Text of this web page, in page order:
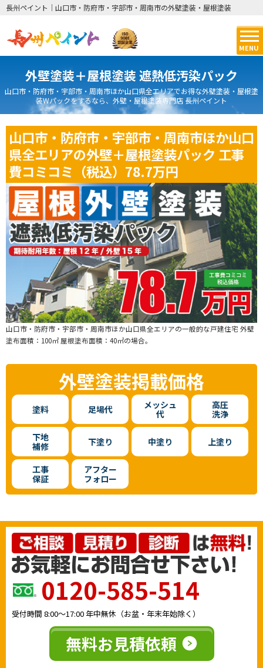
長州ペイント｜山口市・防府市・宇部市・周南市の外壁塗装・屋根塗装
MENU
外壁塗装＋屋根塗装 遮熱低汚染パック
山口市・防府市・宇部市・周南市ほか山口県全エリアでお得な外壁塗装・屋根塗
装Wパックをするなら、外壁・屋根塗装専門店 長州ペイント
山口市・防府市・宇部市・周南市ほか山口
県全エリアの外壁＋屋根塗装パック 工事
費コミコミ（税込）78.7万円
山口市・防府市・宇部市・周南市ほか山口県全エリアの一般的な戸建住宅 外壁
塗布面積：100㎡ 屋根塗布面積：40㎡の場合。
外壁塗装掲載価格
塗料 足場代
メッシュ
代
高圧
洗浄
下地
補修
下塗り 中塗り 上塗り
工事
保証
アフター
フォロー
0120-585-514
受付時間 8:00〜17:00年中無休（お盆・年末年始除く）
無料お見積依頼